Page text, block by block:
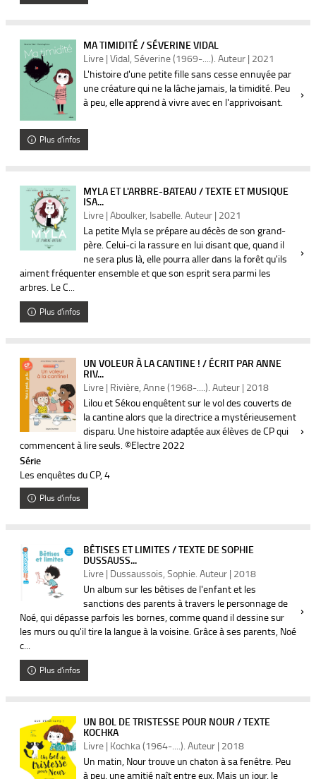
MA TIMIDITÉ / SÉVERINE VIDAL
Livre | Vidal, Séverine (1969-....). Auteur | 2021
L'histoire d'une petite fille sans cesse ennuyée par
une créature qui ne la lâche jamais, la timidité. Peu
à peu, elle apprend à vivre avec en l'apprivoisant.
Plus d'infos
MYLA ET L'ARBRE-BATEAU / TEXTE ET MUSIQUE
ISA...
Livre | Aboulker, Isabelle. Auteur | 2021
La petite Myla se prépare au décès de son grand-
père. Celui-ci la rassure en lui disant que, quand il
ne sera plus là, elle pourra aller dans la forêt qu'ils
aiment fréquenter ensemble et que son esprit sera parmi les
arbres. Le C...
Plus d'infos
UN VOLEUR À LA CANTINE ! / ÉCRIT PAR ANNE
RIV...
Livre | Rivière, Anne (1968-....). Auteur | 2018
Lilou et Sékou enquêtent sur le vol des couverts de
la cantine alors que la directrice a mystérieusement
disparu. Une histoire adaptée aux élèves de CP qui
commencent à lire seuls. ©Electre 2022
Série
Les enquêtes du CP, 4
Plus d'infos
BÊTISES ET LIMITES / TEXTE DE SOPHIE
DUSSAUSS...
Livre | Dussaussois, Sophie. Auteur | 2018
Un album sur les bêtises de l'enfant et les
sanctions des parents à travers le personnage de
Noé, qui dépasse parfois les bornes, comme quand il dessine sur
les murs ou qu'il tire la langue à la voisine. Grâce à ses parents, Noé
c...
Plus d'infos
UN BOL DE TRISTESSE POUR NOUR / TEXTE
KOCHKA
Livre | Kochka (1964-....). Auteur | 2018
Un matin, Nour trouve un chaton à sa fenêtre. Peu
à peu, une amitié naît entre eux. Mais un jour, le